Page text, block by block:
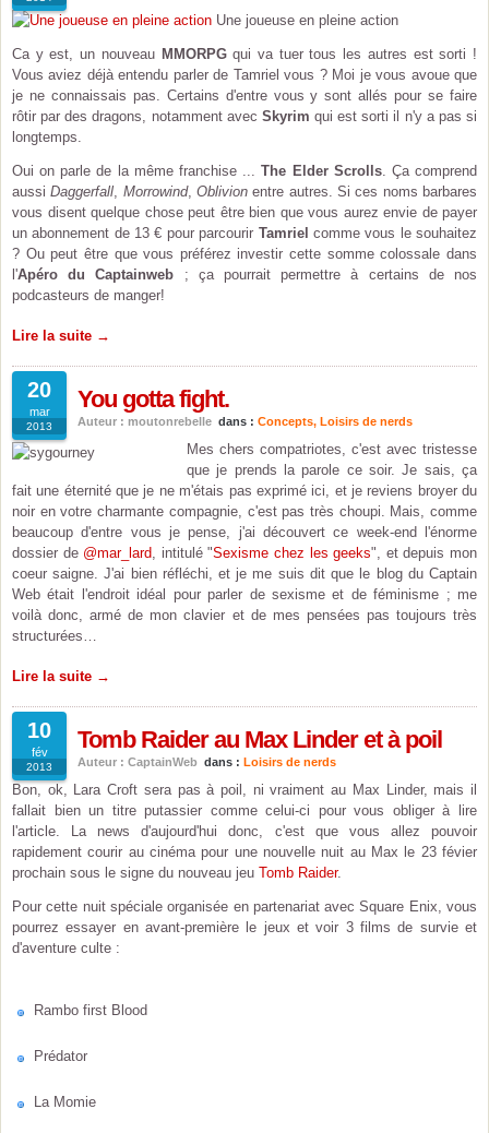
Une joueuse en pleine action
Ca y est, un nouveau MMORPGqui va tuer tous les autres est sorti !
Vous aviez déjà entendu parler de Tamriel vous ? Moi je vous avoue que
je ne connaissais pas. Certains d'entre vous y sont allés pour se faire
rôtir par des dragons, notamment avec Skyrim qui est sorti il n'y a pas si
longtemps.
Oui on parle de la même franchise ...The Elder Scrolls. Ça comprend
aussiDaggerfall, Morrowind,Oblivion entre autres. Si ces noms barbares
vous disent quelque chose peut être bien que vous aurez envie de payer
un abonnement de 13 € pour parcourir Tamriel comme vous le souhaitez
? Ou peut être que vous préférez investir cette somme colossale dans
l'Apéro du Captainweb ; ça pourrait permettre à certains de nos
podcasteurs de manger!
Lire la suite →
20
mar
2013
You gotta fight.
Auteur : moutonrebelle dans : Concepts, Loisirs de nerds
Mes chers compatriotes, c'est avec tristesse
que je prends la parole ce soir. Je sais, ça
fait une éternité que je ne m'étais pas exprimé ici, et je reviens broyer du
noir en votre charmante compagnie, c'est pas très choupi. Mais, comme
beaucoup d'entre vous je pense, j'ai découvert ce week-end l'énorme
dossier de @mar_lard, intitulé "Sexisme chez les geeks", et depuis mon
coeur saigne. J'ai bien réfléchi, et je me suis dit que le blog du Captain
Web était l'endroit idéal pour parler de sexisme et de féminisme ; me
voilà donc, armé de mon clavier et de mes pensées pas toujours très
structurées…
Lire la suite →
10
fév
2013
Tomb Raider au Max Linder et à poil
Auteur : CaptainWeb dans : Loisirs de nerds
Bon, ok, Lara Croft sera pas à poil, ni vraiment au Max Linder, mais il
fallait bien un titre putassier comme celui-ci pour vous obliger à lire
l'article. La news d'aujourd'hui donc, c'est que vous allez pouvoir
rapidement courir au cinéma pour une nouvelle nuit au Max le 23 févier
prochain sous le signe du nouveau jeu Tomb Raider.
Pour cette nuit spéciale organisée en partenariat avec Square Enix, vous
pourrez essayer en avant-première le jeux et voir 3 films de survie et
d'aventure culte :
Rambo first Blood
Prédator
La Momie